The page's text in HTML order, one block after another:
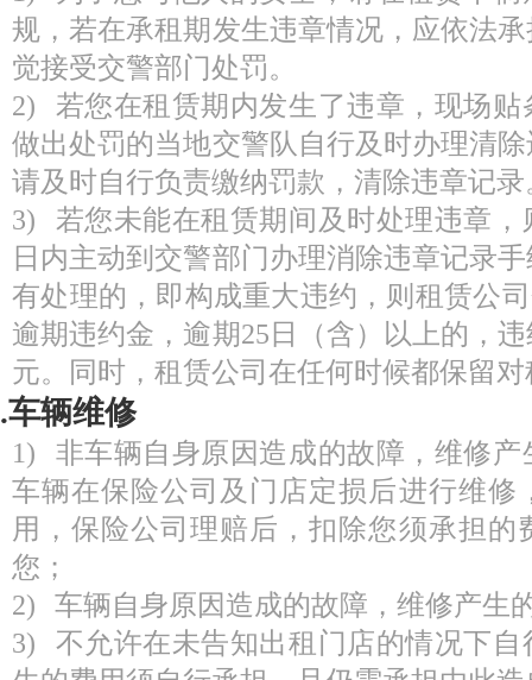
规，若在承租期发生违章情况，应依法
觉接受交警部门处罚。
2) 若您在租赁期内发生了违章，现场贴
做出处罚的当地交警队自行及时办理清
请及时自行负责缴纳罚款，清除违章记录
3) 若您未能在租赁期间及时处理违章，
日内主动到交警部门办理消除违章记录
有处理的，即构成重大违约，则租赁公
逾期违约金，逾期25日（含）以上的，
元。同时，租赁公司在任何时候都保留
车辆维修
1) 非车辆自身原因造成的故障，维修产
车辆在保险公司及门店定损后进行维修
用，保险公司理赔后，扣除您须承担的
您；
2) 车辆自身原因造成的故障，维修产生
3) 不允许在未告知出租门店的情况下自